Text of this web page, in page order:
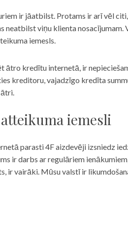
ir jāatbilst. Protams ir arī vēl
neatbilst viņu klienta
iemesls.
ātro kredītu internetā, ir
kreditoru, vajadzīgo kredīta
iemesli
parasti 4F aizdevēji izsniedz
ir darbs ar regulāriem
ir vairāki. Mūsu valstī ir